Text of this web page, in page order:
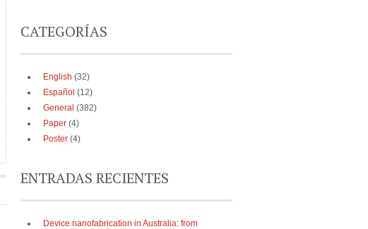
CATEGORÍAS
English (32)
Español (12)
General (382)
Paper (4)
Poster (4)
ENTRADAS RECIENTES
Device nanofabrication in Australia: from